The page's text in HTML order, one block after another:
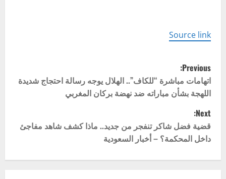
Source link
P
o
s
t
n
Previous:
اتهامات مباشرة “للكاف”.. الهلال يوجه رسالة احتجاج شديدة
اللهجة بشأن مباراته ضد نهضة بركان المغربي
Next:
قضية فضل شاكر تنفجر من جديد.. ماذا كشف شاهد مفاجئ
داخل المحكمة؟ – أخبار السعودية